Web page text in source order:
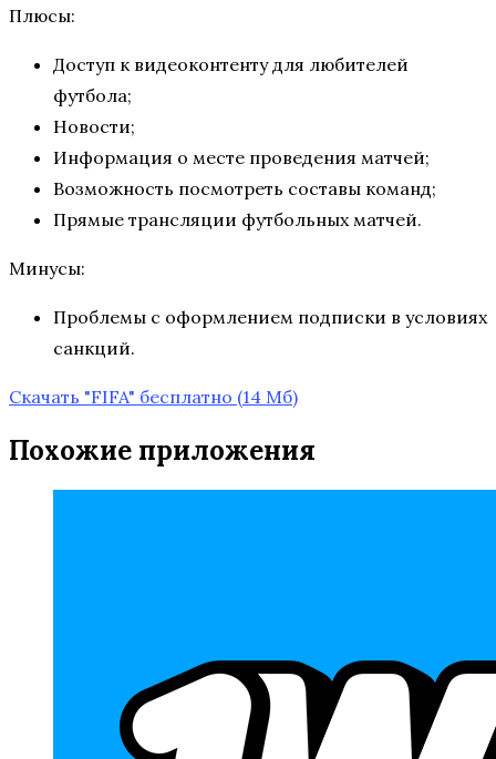
Плюсы:
Доступ к видеоконтенту для любителей
футбола;
Новости;
Информация о месте проведения матчей;
Возможность посмотреть составы команд;
Прямые трансляции футбольных матчей.
Минусы:
Проблемы с оформлением подписки в условиях
санкций.
Скачать "FIFA" бесплатно (14 Мб)
Похожие приложения